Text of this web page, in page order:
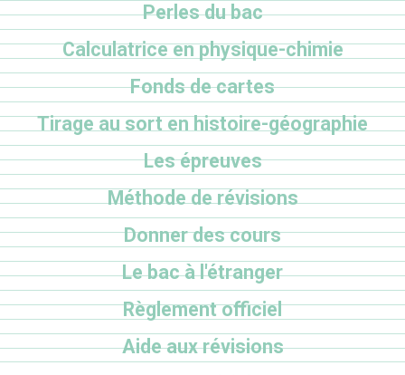
Perles du bac
Calculatrice en physique-chimie
Fonds de cartes
Tirage au sort en histoire-géographie
Les épreuves
Méthode de révisions
Donner des cours
Le bac à l'étranger
Règlement officiel
Aide aux révisions